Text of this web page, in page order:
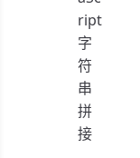
ript
字
符
串
拼
接